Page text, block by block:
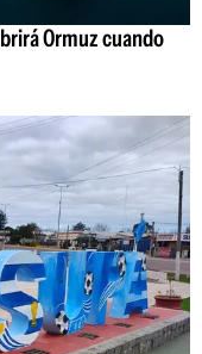
Ormuz cuando